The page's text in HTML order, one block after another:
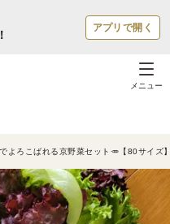
アプリで開く
メニュー
でよろこばれる京野菜セット🥕【80サイズ